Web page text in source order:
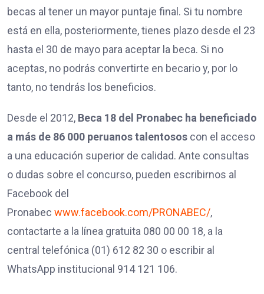
becas al tener un mayor puntaje final. Si tu nombre
está en ella, posteriormente, tienes plazo desde el 23
hasta el 30 de mayo para aceptar la beca. Si no
aceptas, no podrás convertirte en becario y, por lo
tanto, no tendrás los beneficios.
Desde el 2012, Beca 18 del Pronabec ha beneficiado
a más de 86 000 peruanos talentosos con el acceso
a una educación superior de calidad. Ante consultas
o dudas sobre el concurso, pueden escribirnos al
Facebook del
Pronabec www.facebook.com/PRONABEC/,
contactarte a la línea gratuita 080 00 00 18, a la
central telefónica (01) 612 82 30 o escribir al
WhatsApp institucional 914 121 106.